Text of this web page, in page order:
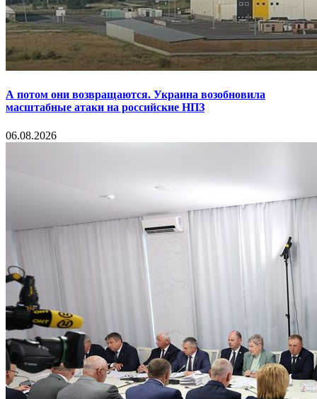
А потом они возвращаются. Украина возобновила
масштабные атаки на российские НПЗ
06.08.2026